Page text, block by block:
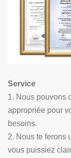
Service
1. Nous pouvons
appropriée pour
besoins.
2. Nous te ferons
vous puissiez